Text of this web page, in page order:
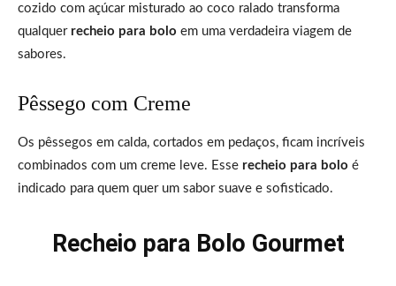
cozido com açúcar misturado ao coco ralado transforma
qualquer recheio para bolo em uma verdadeira viagem de
sabores.
Pêssego com Creme
Os pêssegos em calda, cortados em pedaços, ficam incríveis
combinados com um creme leve. Esse recheio para bolo é
indicado para quem quer um sabor suave e sofisticado.
Recheio para Bolo Gourmet